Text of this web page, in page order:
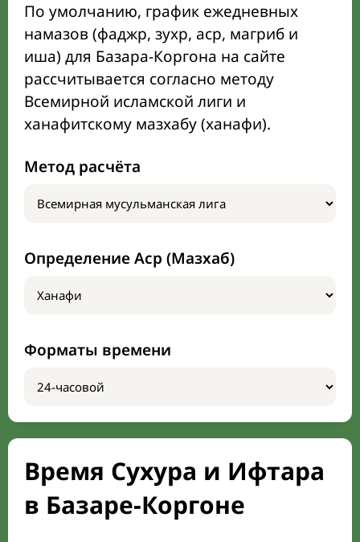
По умолчанию, график ежедневных
намазов (фаджр, зухр, аср, магриб и
иша) для Базара-Коргона на сайте
рассчитывается согласно методу
Всемирной исламской лиги и
ханафитскому мазхабу (ханафи).
Метод расчёта
Определение Аср (Мазхаб)
Форматы времени
Время Сухура и Ифтара
в Базаре-Коргоне